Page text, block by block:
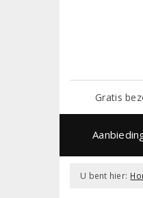
Gratis
U bent hier: